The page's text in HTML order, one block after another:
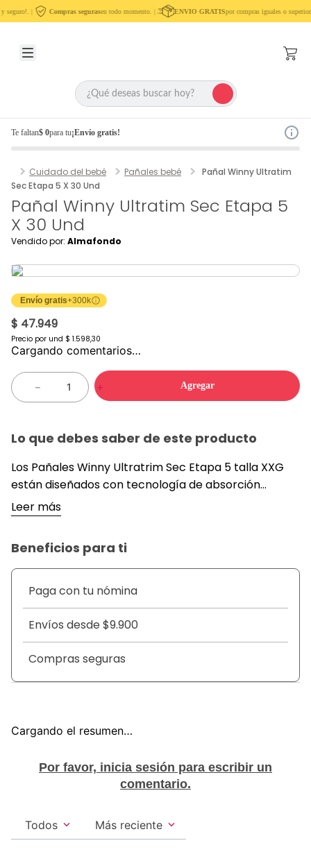
| Compras segurasen todo momento. | ENVIO GRATISpor compras iguales o
Te faltan$ 0para tu¡Envío gratis!
Cuidado del bebé Pañales bebé
Pañal Winny Ultratim
Sec Etapa 5 X 30 Und
Pañal Winny Ultratim Sec Etapa 5
X 30 Und
Vendido por: Almafondo
Envío gratis+300k
$ 47.949
Precio por und $ 1.598,30
Cargando comentarios…
＋
－ Agregar
Lo que debes saber de este producto
Los Pañales Winny Ultratrim Sec Etapa 5 talla XXG
están diseñados con tecnología de absorción
avanzada que ayuda a retener la humedad por más
tiempo, contribuyendo a mantener la piel del bebé
cuerpo del niño durante la etapa de mayor
movimiento, brindando comodidad y seguridad
durante el día. Además, su empaque de 50 unidades
ofrece una solución práctica para el uso diario.
Leer más
Beneficios para ti
Paga con tu nómina
Envíos desde $9.900
Compras seguras
Cargando el resumen…
Por favor, inicia sesión para escribir un
comentario.
Más reciente
Todos